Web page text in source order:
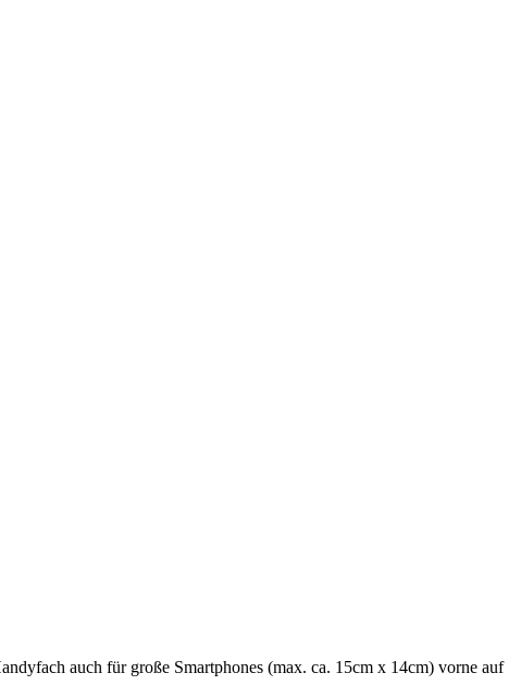
auch für große Smartphones (max. ca. 15cm x 14cm) vorne auf